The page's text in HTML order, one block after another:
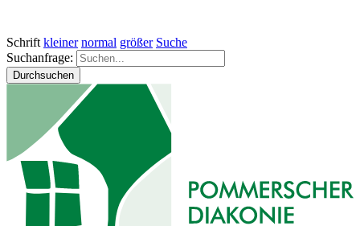
Schrift kleiner normal größer Suche
Suchanfrage:
Durchsuchen